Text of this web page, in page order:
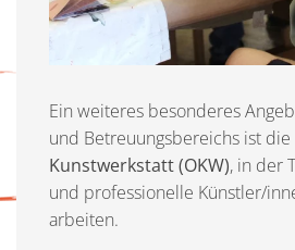
Ein weiteres besonderes
und Betreuungsbereichs ist die
Kunstwerkstatt (OKW), in der
und professionelle Künstler/
arbeiten.